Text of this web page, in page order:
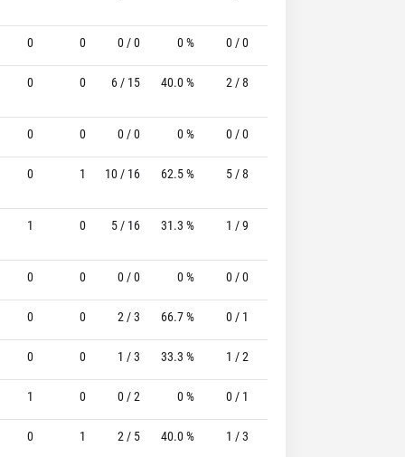
0 0 0 / 0 0 % 0 / 0
0 0 6 / 15 40.0 % 2 / 8
0 0 0 / 0 0 % 0 / 0
0 1 10 / 16 62.5 % 5 / 8
1 0 5 / 16 31.3 % 1 / 9
0 0 0 / 0 0 % 0 / 0
0 0 2 / 3 66.7 % 0 / 1
0 0 1 / 3 33.3 % 1 / 2
1 0 0 / 2 0 % 0 / 1
0 1 2 / 5 40.0 % 1 / 3